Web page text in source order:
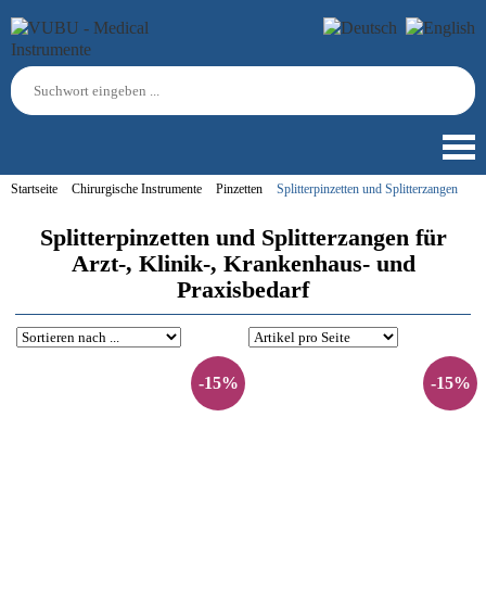
Startseite Chirurgische Instrumente Pinzetten Splitterpinzetten und Splitterzangen
Splitterpinzetten und Splitterzangen für
Arzt-, Klinik-, Krankenhaus- und
Praxisbedarf
-15% -15%